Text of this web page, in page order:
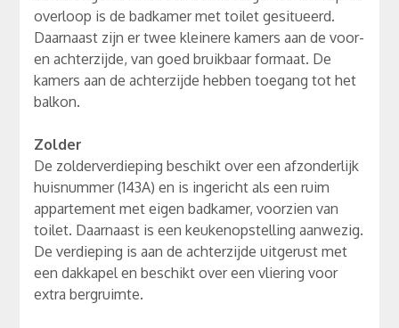
overloop is de badkamer met toilet gesitueerd.
Daarnaast zijn er twee kleinere kamers aan de voor-
en achterzijde, van goed bruikbaar formaat. De
kamers aan de achterzijde hebben toegang tot het
balkon.
Zolder
De zolderverdieping beschikt over een afzonderlijk
huisnummer (143A) en is ingericht als een ruim
appartement met eigen badkamer, voorzien van
toilet. Daarnaast is een keukenopstelling aanwezig.
De verdieping is aan de achterzijde uitgerust met
een dakkapel en beschikt over een vliering voor
extra bergruimte.